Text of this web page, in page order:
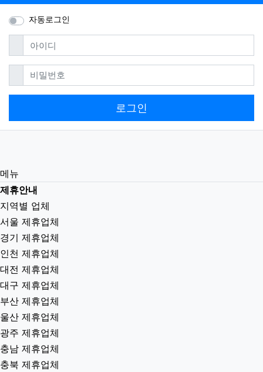
자동로그인
아이디필수
비밀번호필수
로그인
메뉴
제휴안내
지역별 업체
서울 제휴업체
경기 제휴업체
인천 제휴업체
대전 제휴업체
대구 제휴업체
부산 제휴업체
울산 제휴업체
광주 제휴업체
충남 제휴업체
충북 제휴업체